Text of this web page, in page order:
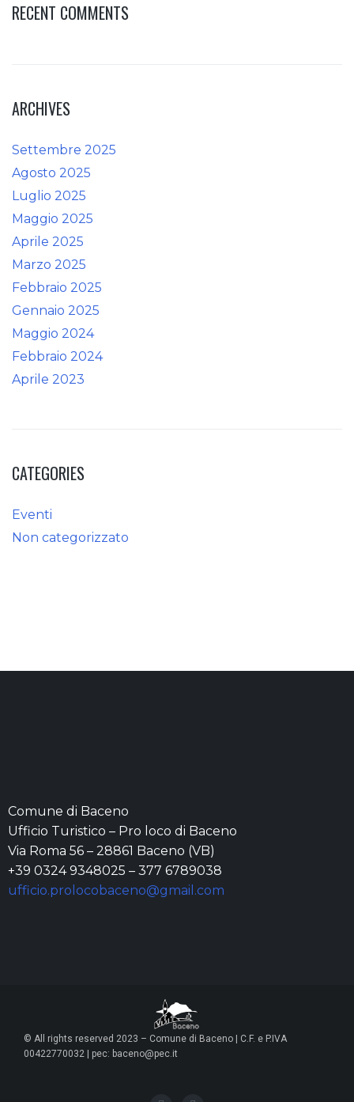
RECENT COMMENTS
ARCHIVES
Settembre 2025
Agosto 2025
Luglio 2025
Maggio 2025
Aprile 2025
Marzo 2025
Febbraio 2025
Gennaio 2025
Maggio 2024
Febbraio 2024
Aprile 2023
CATEGORIES
Eventi
Non categorizzato
Comune di Baceno
Ufficio Turistico – Pro loco di Baceno
Via Roma 56 – 28861 Baceno (VB)
+39 0324 9348025 – 377 6789038
ufficio.prolocobaceno@gmail.com
© All rights reserved 2023 – Comune di Baceno | C.F. e P.IVA
00422770032 | pec: baceno@pec.it